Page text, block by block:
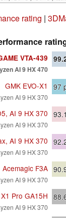
rating |
VTA-439
AI 9 HX 470
GMK EVO-X1
AI 9 HX 370
97
AI 9 HX 370
AI 9 HX 370
93.1
AI 9 HX 370
AI 9 HX 370
Acemagic F3A
AI 9 HX 370
Pro GA15H
AI 9 HX 370